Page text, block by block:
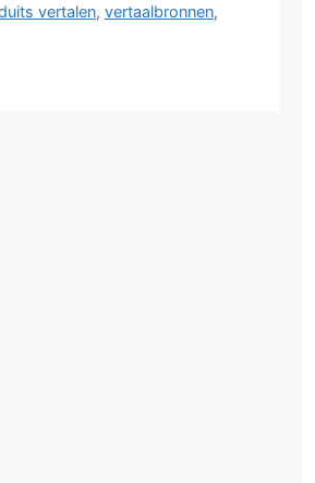
vertalen, vertaalbronnen,